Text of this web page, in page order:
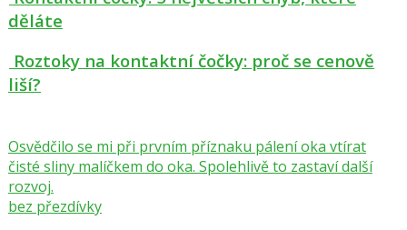
děláte
Roztoky na kontaktní čočky: proč se cenově
liší?
Osvědčilo se mi při prvním příznaku pálení oka vtírat
čisté sliny malíčkem do oka. Spolehlivě to zastaví další
rozvoj.
bez přezdívky